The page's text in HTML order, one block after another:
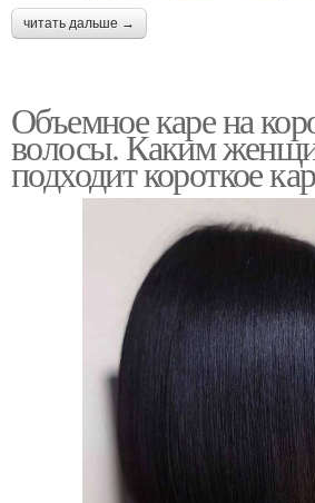
читать дальше →
Объемное каре на
волосы. Каким
подходит короткое